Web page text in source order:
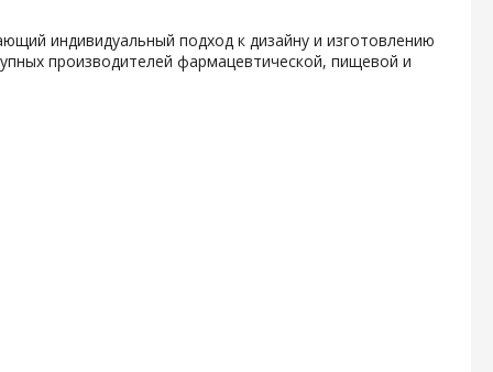
индивидуальный подход к дизайну и изготовлению
производителей фармацевтической, пищевой и